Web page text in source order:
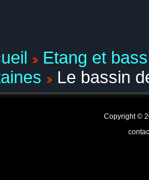
Etang et
Le bassin
Copyright ©